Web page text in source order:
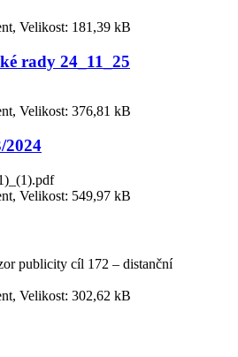
Velikost: 181,39 kB
rady 24_11_25
Velikost: 376,81 kB
2024
Velikost: 549,97 kB
publicity cíl 172 – distanční
Velikost: 302,62 kB